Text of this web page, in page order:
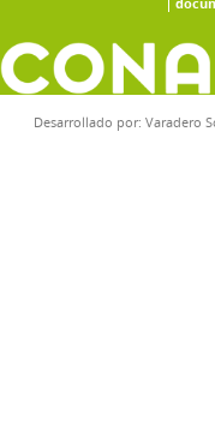
Desarrollado por: Varadero